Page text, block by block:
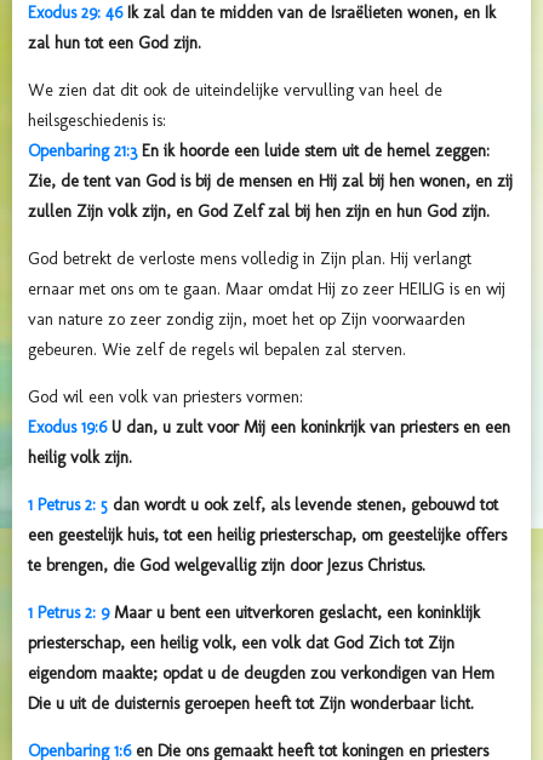
Exodus 29: 46Ik zal dan te midden van de Israëlieten wonen, en Ik
zal hun tot een God zijn.
We zien dat dit ook de uiteindelijke vervulling van heel de
heilsgeschiedenis is:
Openbaring 21:3En ik hoorde een luide stem uit de hemel zeggen:
Zie, de tent van God is bij de mensen en Hij zal bij hen wonen, en zij
zullen Zijn volk zijn, en God Zelf zal bij hen zijn en hun God zijn.
God betrekt de verloste mens volledig in Zijn plan. Hij verlangt
ernaar met ons om te gaan. Maar omdat Hij zo zeer HEILIG is en wij
van nature zo zeer zondig zijn, moet het op Zijn voorwaarden
gebeuren. Wie zelf de regels wil bepalen zal sterven.
God wil een volk van priesters vormen:
Exodus 19:6U dan, u zult voor Mij een koninkrijk van priesters en een
heilig volk zijn.
1 Petrus 2: 5 dan wordt u ook zelf, als levende stenen, gebouwd tot
een geestelijk huis, tot een heilig priesterschap, om geestelijke offers
te brengen, die God welgevallig zijn door Jezus Christus.
1 Petrus 2: 9Maar u bent een uitverkoren geslacht, een koninklijk
priesterschap, een heilig volk, een volk dat God Zich tot Zijn
eigendom maakte; opdat u de deugden zou verkondigen van Hem
Die u uit de duisternis geroepen heeft tot Zijn wonderbaar licht.
Openbaring 1:6en Die ons gemaakt heeft tot koningen en priesters